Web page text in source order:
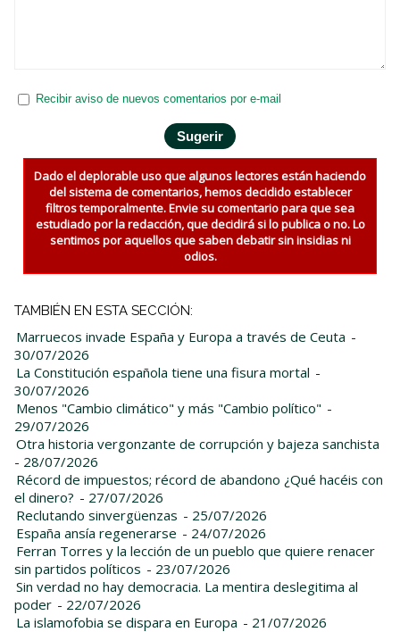
Recibir aviso de nuevos comentarios por e-mail
Dado el deplorable uso que algunos lectores están haciendo
del sistema de comentarios, hemos decidido establecer
filtros temporalmente. Envie su comentario para que sea
estudiado por la redacción, que decidirá si lo publica o no. Lo
sentimos por aquellos que saben debatir sin insidias ni
odios.
TAMBIÉN EN ESTA SECCIÓN:
Marruecos invade España y Europa a través de Ceuta -
30/07/2026
La Constitución española tiene una fisura mortal -
30/07/2026
Menos "Cambio climático" y más "Cambio político" -
29/07/2026
Otra historia vergonzante de corrupción y bajeza sanchista
- 28/07/2026
Récord de impuestos; récord de abandono ¿Qué hacéis con
el dinero? - 27/07/2026
Reclutando sinvergüenzas - 25/07/2026
España ansía regenerarse - 24/07/2026
Ferran Torres y la lección de un pueblo que quiere renacer
sin partidos políticos - 23/07/2026
Sin verdad no hay democracia. La mentira deslegitima al
poder - 22/07/2026
La islamofobia se dispara en Europa - 21/07/2026